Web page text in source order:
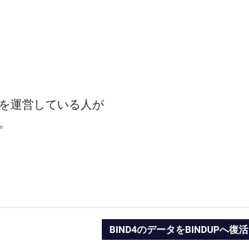
運営している人が
NEXT
BIND4のデータをBINDUPへ復活